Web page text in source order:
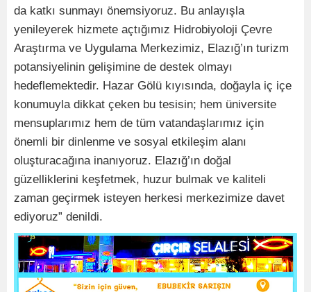
da katkı sunmayı önemsiyoruz. Bu anlayışla
yenileyerek hizmete açtığımız Hidrobiyoloji Çevre
Araştırma ve Uygulama Merkezimiz, Elazığ’ın turizm
potansiyelinin gelişimine de destek olmayı
hedeflemektedir. Hazar Gölü kıyısında, doğayla iç içe
konumuyla dikkat çeken bu tesisin; hem üniversite
mensuplarımız hem de tüm vatandaşlarımız için
önemli bir dinlenme ve sosyal etkileşim alanı
oluşturacağına inanıyoruz. Elazığ’ın doğal
güzelliklerini keşfetmek, huzur bulmak ve kaliteli
zaman geçirmek isteyen herkesi merkezimize davet
ediyoruz” denildi.